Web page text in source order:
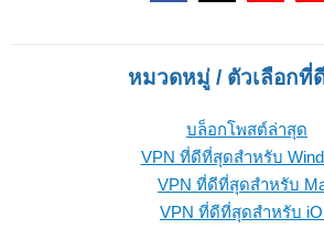
หมวดหมู่ / ตัวเลือกที่
บล็อกโพสต์ล่าสุด
VPN ที่ดีที่สุดสำหรับ
VPN ที่ดีที่สุดสำหรับ
VPN ที่ดีที่สุดสำหรับ